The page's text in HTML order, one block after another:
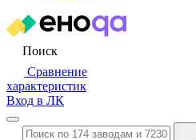
Поиск
Сравнение
характеристик
Вход в ЛК